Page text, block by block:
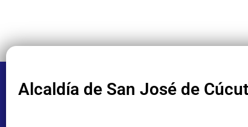
Alcaldía de San José de